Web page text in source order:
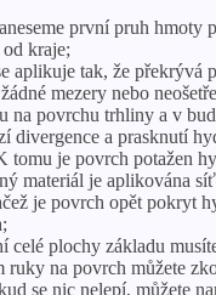
první pruh hmoty
kraje;
aplikuje tak, že překrývá
mezery nebo
na povrchu trhliny a v
divergence a prasknutí
tomu je povrch potažen
materiál je aplikována
je povrch opět pokryt
celé plochy základu
ruky na povrch můžete
se nic nelepí, můžete